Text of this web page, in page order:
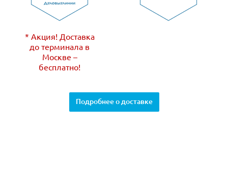
* Акция! Доставка
до терминала в
Москве –
бесплатно!
Подробнее о доставке